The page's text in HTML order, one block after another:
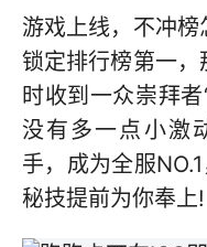
游戏上线，不冲
锁定排行榜第一，
时收到一众崇拜
没有多一点小激
手，成为全服
秘技提前为你奉上!